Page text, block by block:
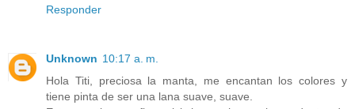
Responder
Unknown 10:17 a. m.
Hola Titi, preciosa la manta, me encantan los colores y
tiene pinta de ser una lana suave, suave.